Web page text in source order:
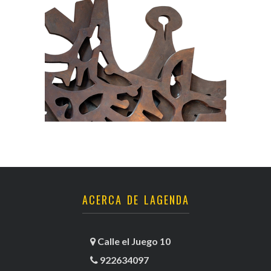
ACERCA DE LAGENDA
Calle el Juego 10
922634097